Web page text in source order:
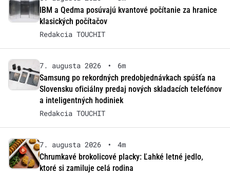
IBM a Qedma posúvajú kvantové počítanie za hranice
klasických počítačov
Redakcia TOUCHIT
7. augusta 2026 •
6m
Samsung po rekordných predobjednávkach spúšťa na
Slovensku oficiálny predaj nových skladacích telefónov
a inteligentných hodiniek
Redakcia TOUCHIT
7. augusta 2026 •
4m
Chrumkavé brokolicové placky: Ľahké letné jedlo,
ktoré si zamiluje celá rodina